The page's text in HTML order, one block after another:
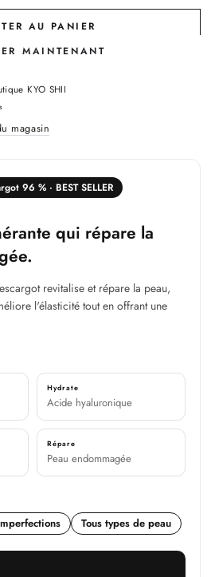
AU PANIER
MAINTENANT
KYO SHII
magasin
96 % · BEST SELLER
qui répare la
revitalise et répare la peau,
l'élasticité tout en offrant une
Hydrate
Acide hyaluronique
Répare
Peau endommagée
Tous types de peau